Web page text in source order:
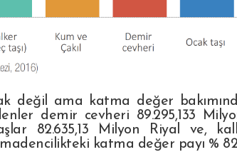
değil ama katma değer
demir cevheri 89.295,133
82.635,13 Milyon Riyal ve,
katma değer payı %